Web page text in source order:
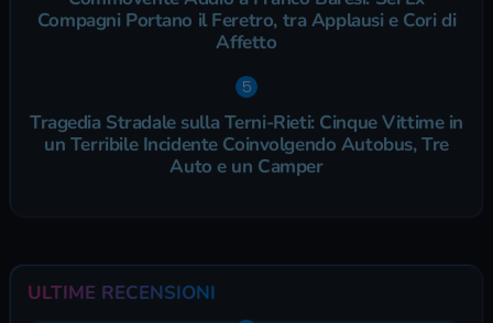
Compagni Portano il Feretro, tra Applausi e Cori di
Affetto
Tragedia Stradale sulla Terni-Rieti: Cinque Vittime in
un Terribile Incidente Coinvolgendo Autobus, Tre
Auto e un Camper
ULTIME RECENSIONI